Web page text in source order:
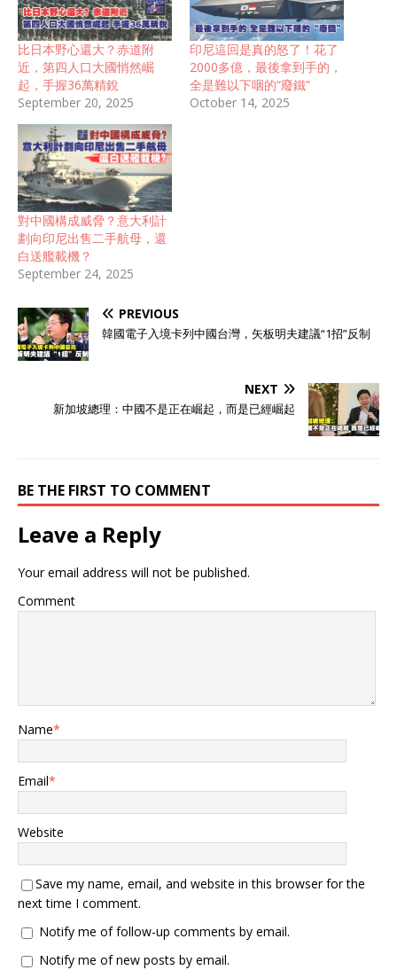
比日本野心還大？赤道附
近，第四人口大國悄然崛
起，手握36萬精銳
September 20, 2025
印尼這回是真的怒了！花了
2000多億，最後拿到手的，
全是難以下咽的“廢鐵”
October 14, 2025
對中國構成威脅？意大利計
劃向印尼出售二手航母，還
白送艦載機？
September 24, 2025
PREVIOUS
韓國電子入境卡列中國台灣，矢板明夫建議“1招”反制
NEXT
新加坡總理：中國不是正在崛起，而是已經崛起
BE THE FIRST TO COMMENT
Leave a Reply
Your email address will not be published.
Comment
Name*
Email*
Website
Save my name, email, and website in this browser for the
next time I comment.
Notify me of follow-up comments by email.
Notify me of new posts by email.